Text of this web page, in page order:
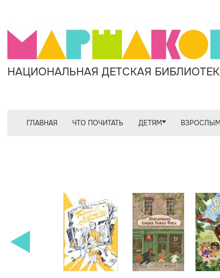
НАЦИОНАЛЬНАЯ ДЕТСКАЯ
ГЛАВНАЯ ЧТО ПОЧИТАТЬ ДЕТЯМ